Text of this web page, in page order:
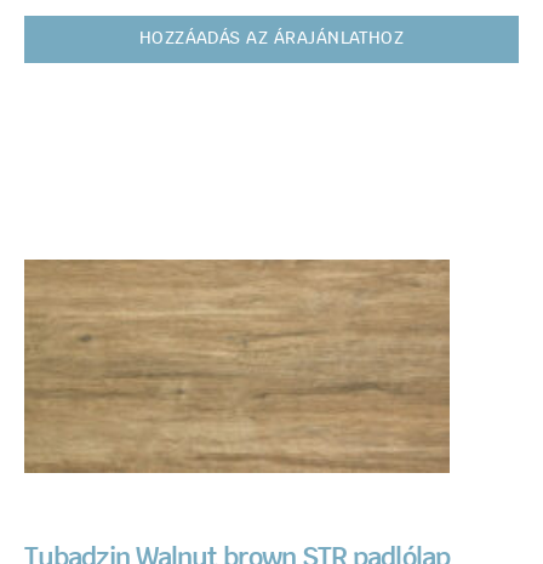
HOZZÁADÁS AZ ÁRAJÁNLATHOZ
Tubadzin Walnut brown STR padlólap